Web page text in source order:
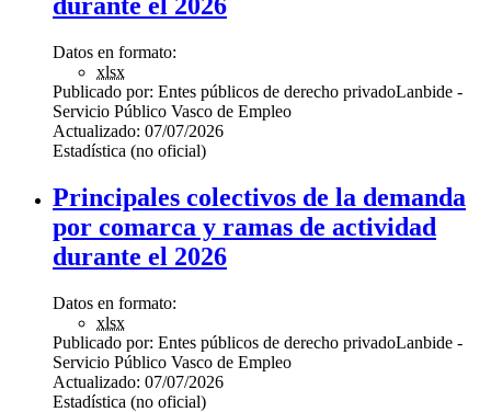
Datos en formato:
xlsx
Publicado por: Entes públicos de derecho privadoLanbide -
Servicio Público Vasco de Empleo
Actualizado: 07/07/2026
Estadística (no oficial)
Principales colectivos de la demanda
por comarca y ramas de actividad
durante el 2026
Datos en formato:
xlsx
Publicado por: Entes públicos de derecho privadoLanbide -
Servicio Público Vasco de Empleo
Actualizado: 07/07/2026
Estadística (no oficial)